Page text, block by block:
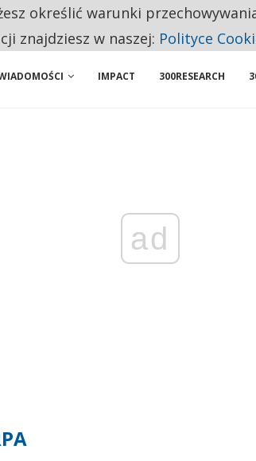
NA LIŚCIE SĄ DWA PODMIOTY Z POLSKI
IMPACT 300RESEARCH
ad
określić warunki
znajdziesz w naszej: Polityce